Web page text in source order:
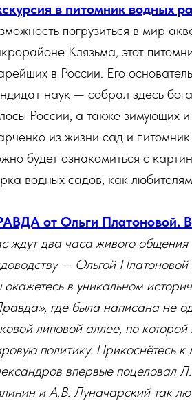
в питомник водных
погрузиться в мир
Клязьма, этот
в России. Его
наук — собрал здесь
России, а также зимующих
из жизни сад и
будет ознакомиться с
водных садов, как
от Ольги Платоновой.
ждут два часа живого
— Ольгой Платоновой
окажетесь в уникальном
где была написана не
липовой аллее, по
политику. Прикоснётесь
впервые поцеловал
и А.В. Луначарский так